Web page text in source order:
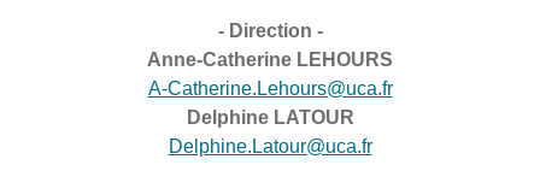
- Direction -
Anne-Catherine LEHOURS
A-Catherine.Lehours@uca.fr
Delphine LATOUR
Delphine.Latour@uca.fr